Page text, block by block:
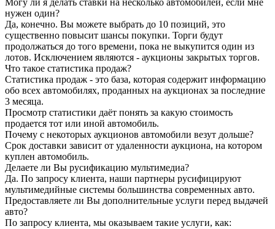
Могу ли я делать ставки на несколько автомобилей, если мне
нужен один?
Да, конечно. Вы можете выбрать до 10 позиций, это
существенно повысит шансы покупки. Торги будут
продолжаться до того времени, пока не выкупится один из
лотов. Исключением являются - аукционы закрытых торгов.
Что такое статистика продаж?
Статистика продаж - это база, которая содержит информацию
обо всех автомобилях, проданных на аукционах за последние
3 месяца.
Просмотр статистики даёт понять за какую стоимость
продается тот или иной автомобиль.
Почему с некоторых аукционов автомобили везут дольше?
Срок доставки зависит от удаленности аукциона, на котором
куплен автомобиль.
Делаете ли Вы русификацию мультимедиа?
Да. По запросу клиента, наши партнеры русифицируют
мультимедийные системы большинства современных авто.
Предоставляете ли Вы дополнительные услуги перед выдачей
авто?
По запросу клиента, мы оказываем такие услуги, как: